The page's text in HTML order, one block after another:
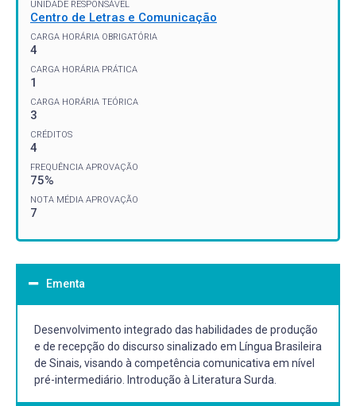
UNIDADE RESPONSÁVEL
Centro de Letras e Comunicação
CARGA HORÁRIA OBRIGATÓRIA
4
CARGA HORÁRIA PRÁTICA
1
CARGA HORÁRIA TEÓRICA
3
CRÉDITOS
4
FREQUÊNCIA APROVAÇÃO
75%
NOTA MÉDIA APROVAÇÃO
7
Ementa
Desenvolvimento integrado das habilidades de produção
e de recepção do discurso sinalizado em Língua Brasileira
de Sinais, visando à competência comunicativa em nível
pré-intermediário. Introdução à Literatura Surda.